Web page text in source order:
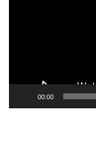
00:00